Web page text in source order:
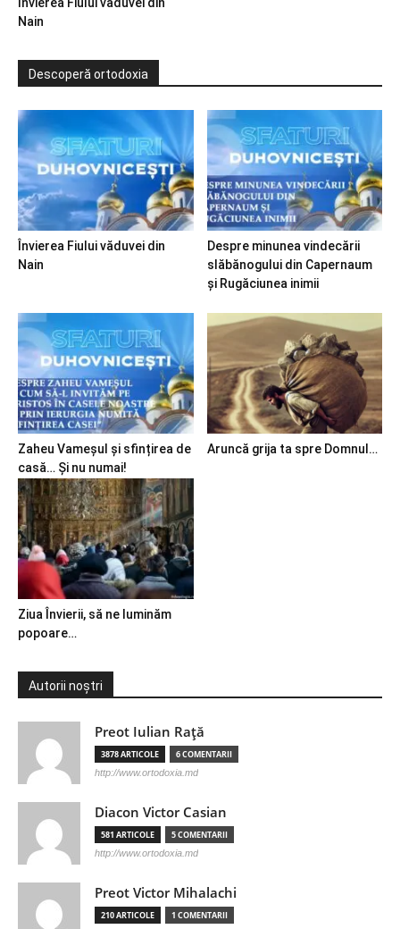
Nain
Descoperă ortodoxia
Învierea Fiului văduvei din
Nain
Despre minunea vindecării
slăbănogului din Capernaum
și Rugăciunea inimii
Zaheu Vameșul și sfințirea de
casă… Și nu numai!
Aruncă grija ta spre Domnul…
Ziua Învierii, să ne luminăm
popoare…
Autorii noștri
Preot Iulian Raţă
3878 ARTICOLE 6 COMENTARII
http://www.ortodoxia.md
Diacon Victor Casian
581 ARTICOLE 5 COMENTARII
http://www.ortodoxia.md
Preot Victor Mihalachi
210 ARTICOLE 1 COMENTARII